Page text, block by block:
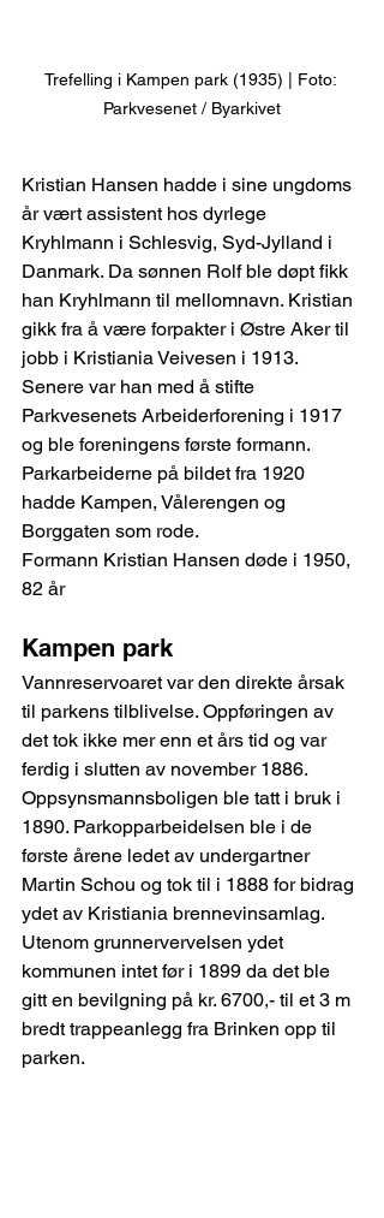
Trefelling i Kampen park (1935) | Foto:
Parkvesenet / Byarkivet
Kristian Hansen hadde i sine ungdoms
år vært assistent hos dyrlege
Kryhlmann i Schlesvig, Syd-Jylland i
Danmark. Da sønnen Rolf ble døpt fikk
han Kryhlmann til mellomnavn. Kristian
gikk fra å være forpakter i Østre Aker til
jobb i Kristiania Veivesen i 1913.
Senere var han med å stifte
Parkvesenets Arbeiderforening i 1917
og ble foreningens første formann.
Parkarbeiderne på bildet fra 1920
hadde Kampen, Vålerengen og
Borggaten som rode.
Formann Kristian Hansen døde i 1950,
82 år
Kampen park
Vannreservoaret var den direkte årsak
til parkens tilblivelse. Oppføringen av
det tok ikke mer enn et års tid og var
ferdig i slutten av november 1886.
Oppsynsmannsboligen ble tatt i bruk i
1890. Parkopparbeidelsen ble i de
første årene ledet av undergartner
Martin Schou og tok til i 1888 for bidrag
ydet av Kristiania brennevinsamlag.
Utenom grunnervervelsen ydet
kommunen intet før i 1899 da det ble
gitt en bevilgning på kr. 6700,- til et 3 m
bredt trappeanlegg fra Brinken opp til
parken.